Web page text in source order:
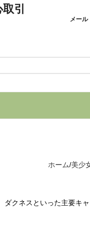
引
メール
ホーム 美少
クネスといった主要キ